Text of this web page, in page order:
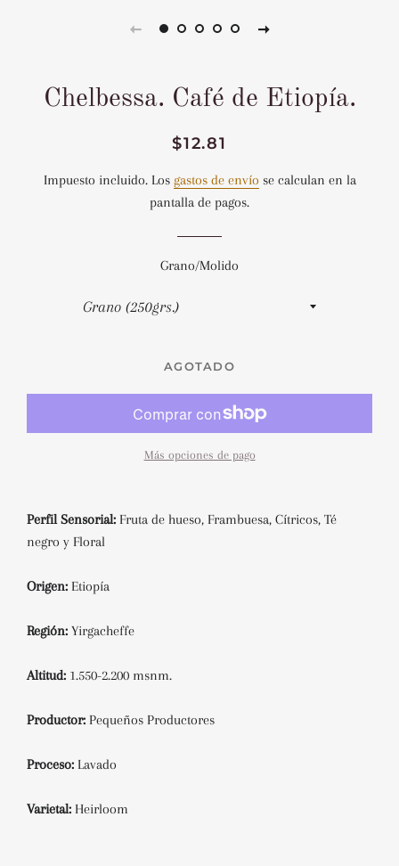
Chelbessa. Café de Etiopía.
Precio
Precio
venta
$12.81
Impuesto incluido. Los gastos de envío se calculan en la
pantalla de pagos.
Grano/Molido
AGOTADO
Más opciones de pago
Perfil Sensorial: Fruta de hueso, Frambuesa, Cítricos, Té
negro y Floral
Origen: Etiopía
Región: Yirgacheffe
Altitud: 1.550-2.200 msnm.
Productor: Pequeños Productores
Proceso: Lavado
Varietal: Heirloom